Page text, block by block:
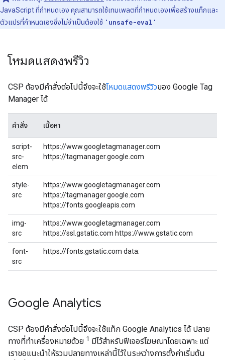
JavaScript ที่กำหนดเอง คุณสามารถใช้เทมเพลตที่กำหนดเองเพื่อสร้างแท็กและ
ตัวแปรที่กำหนดเองซึ่งไม่จำเป็นต้องใช้ 'unsafe-eval'
โหมดแสดงพรีวิว
CSP ต้องมีคําสั่งต่อไปนี้จึงจะใช้โหมดแสดงพรีวิวของ Google Tag
Manager ได้
คำสั่ง เนื้อหา
script-
src-
elem
https://www.googletagmanager.com
https://tagmanager.google.com
style-
src
https://www.googletagmanager.com
https://tagmanager.google.com
https://fonts.googleapis.com
img-
src
https://www.googletagmanager.com
https://ssl.gstatic.com https://www.gstatic.com
font-
src
https://fonts.gstatic.com data:
Google Analytics
CSP ต้องมีคําสั่งต่อไปนี้จึงจะใช้แท็ก Google Analytics ได้ ปลาย
ทางที่ทำเครื่องหมายด้วย 1 มีไว้สำหรับฟีเจอร์โฆษณาโดยเฉพาะ แต่
เราขอแนะนำให้รวมปลายทางเหล่านี้ไว้ในระหว่างการตั้งค่าเริ่มต้น